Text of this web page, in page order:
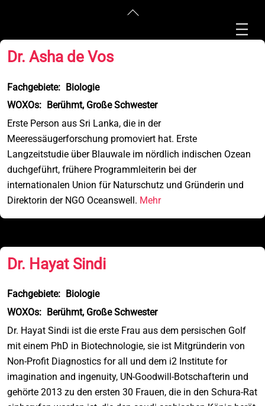
springen
Berühmt
Dr. Asha de Vos
Fachgebiete: Biologie
WOXOs: Berühmt, Große Schwester
Erste Person aus Sri Lanka, die in der
Meeressäugerforschung promoviert hat. Erste
Langzeitstudie über Blauwale im nördlich indischen Ozean
duchgeführt, frühere Programmleiterin bei der
internationalen Union für Naturschutz und Gründerin und
Direktorin der NGO Oceanswell. Mehr
Dr. Hayat Sindi
Fachgebiete: Biologie
WOXOs: Berühmt, Große Schwester
Dr. Hayat Sindi ist die erste Frau aus dem persischen Golf
mit einem PhD in Biotechnologie, sie ist Mitgründerin von
Non-Profit Diagnostics for all und dem i2 Institute for
imagination and ingenuity, UN-Goodwill-Botschafterin und
gehörte 2013 zu den ersten 30 Frauen, die in den Schura-Rat
Zurück
oben